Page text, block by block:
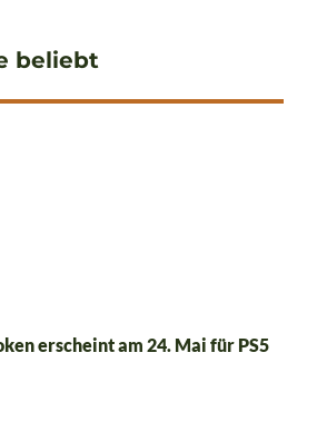
beliebt
erscheint am 24. Mai für PS5